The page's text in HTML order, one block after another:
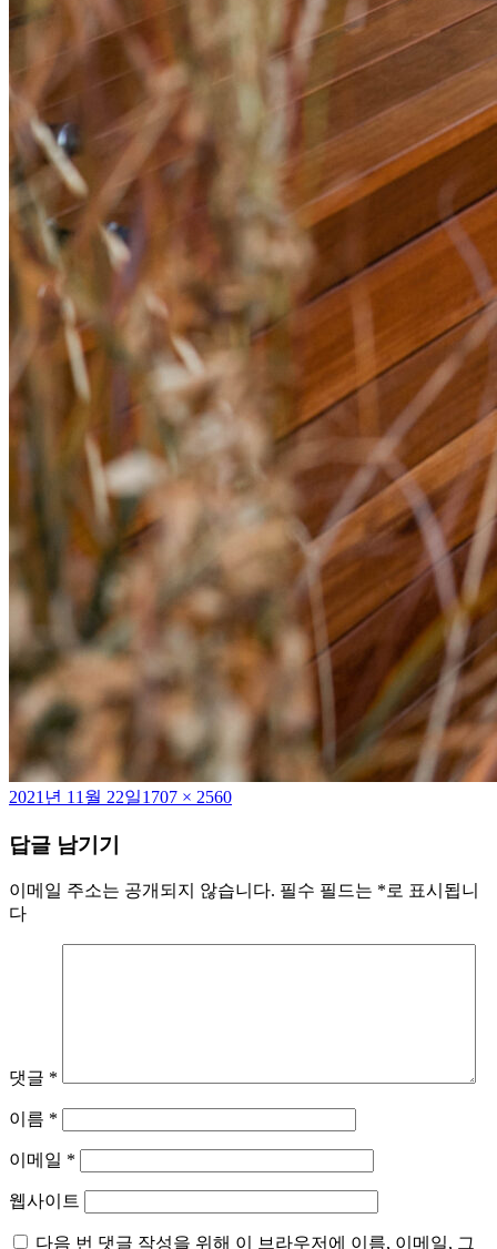
작
일
2021년 11월 22일전
1707 × 2560
답글 남기기
이메일 주소는 공개되지 않습니다. 필수 필드는 *로 표시됩니
다
댓글 *
이름 *
이메일 *
웹사이트
다음 번 댓글 작성을 위해 이 브라우저에 이름, 이메일, 그